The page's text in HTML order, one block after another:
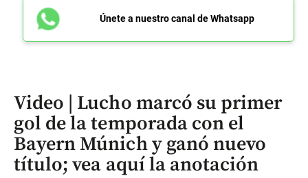
Únete a nuestro canal de Whatsapp
Video | Lucho marcó su primer
gol de la temporada con el
Bayern Múnich y ganó nuevo
título; vea aquí la anotación